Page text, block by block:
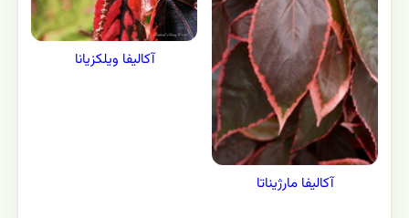
آکالیفا مارژیناتا
آکالیفا ویلکزیانا